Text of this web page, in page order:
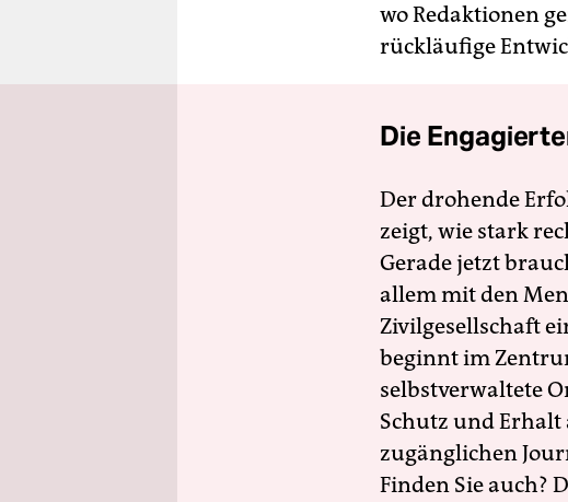
wo Redaktionen
rückläufige
Die
Der drohende
zeigt, wie stark
Gerade jetzt
allem mit den
Zivilgesellschaft
beginnt im
selbstverwaltete
Schutz und Erhalt
zugänglichen
Finden Sie auch?